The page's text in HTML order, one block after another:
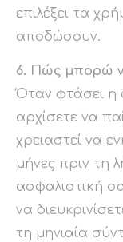
επιλέξει τα
αποδώσουν.
6. Πώς μπορώ
Όταν φτάσει η
αρχίσετε να
χρειαστεί να
μήνες πριν τη
ασφαλιστική
να
τη μηνιαία